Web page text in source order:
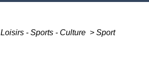
Loisirs - Sports - Culture > Sport